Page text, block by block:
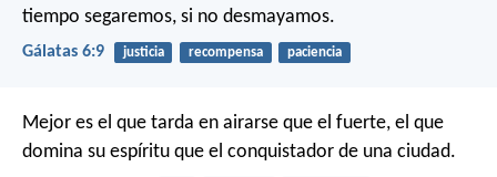
tiempo segaremos, si no desmayamos.
Gálatas 6:9 justicia recompensa paciencia
Mejor es el que tarda en airarse que el fuerte, el que
domina su espíritu que el conquistador de una ciudad.